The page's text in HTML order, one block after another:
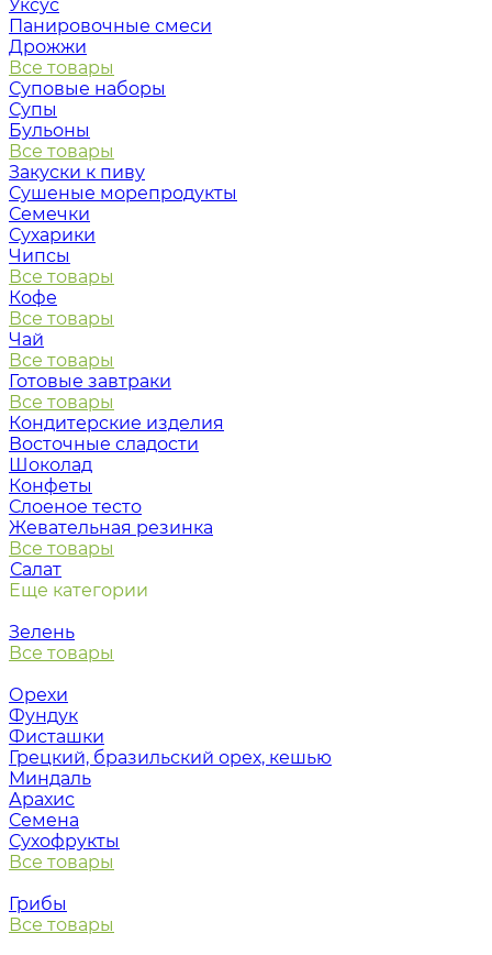
Уксус
Панировочные смеси
Дрожжи
Все товары
Суповые наборы
Супы
Бульоны
Все товары
Закуски к пиву
Сушеные морепродукты
Семечки
Сухарики
Чипсы
Все товары
Кофе
Все товары
Чай
Все товары
Готовые завтраки
Все товары
Кондитерские изделия
Восточные сладости
Шоколад
Конфеты
Слоеное тесто
Жевательная резинка
Все товары
Салат
Еще категории
Зелень
Все товары
Орехи
Фундук
Фисташки
Грецкий, бразильский орех, кешью
Миндаль
Арахис
Семена
Сухофрукты
Все товары
Грибы
Все товары